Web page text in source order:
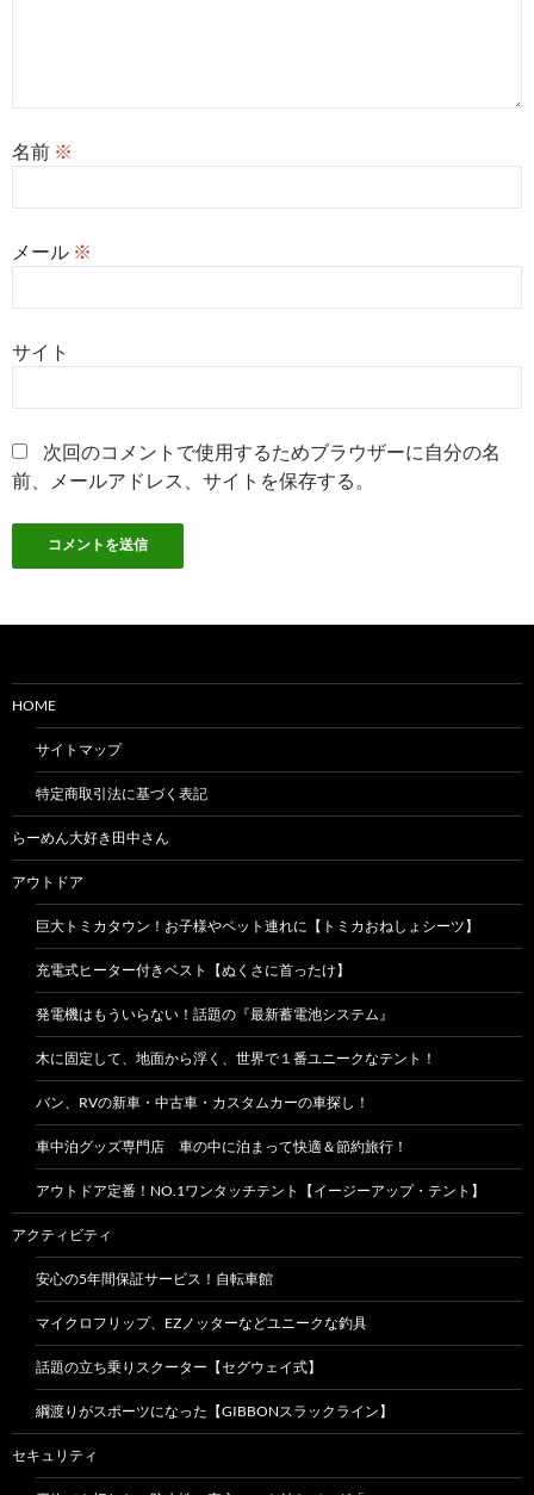
名前 ※
メール ※
サイト
次回のコメントで使用するためブラウザーに自分の名
前、メールアドレス、サイトを保存する。
HOME
サイトマップ
特定商取引法に基づく表記
らーめん大好き田中さん
アウトドア
巨大トミカタウン！お子様やペット連れに【トミカおねしょシーツ】
充電式ヒーター付きベスト【ぬくさに首ったけ】
発電機はもういらない！話題の『最新蓄電池システム』
木に固定して、地面から浮く、世界で１番ユニークなテント！
バン、RVの新車・中古車・カスタムカーの車探し！
車中泊グッズ専門店 車の中に泊まって快適＆節約旅行！
アウトドア定番！NO.1ワンタッチテント【イージーアップ・テント】
アクティビティ
安心の5年間保証サービス！自転車館
マイクロフリップ、EZノッターなどユニークな釣具
話題の立ち乗りスクーター【セグウェイ式】
綱渡りがスポーツになった【GIBBONスラックライン】
セキュリティ